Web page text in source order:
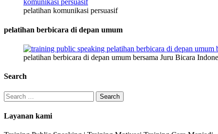
pelatihan komunikasi persuasif
pelatihan berbicara di depan umum
pelatihan berbicara di depan umum bersama Juru Bicara
Search
Search
for:
Layanan kami